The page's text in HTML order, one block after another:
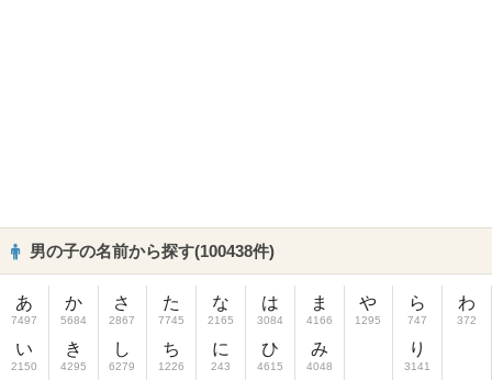
男の子の名前から探す(100438件)
あ
7497
い
2150
か
5684
き
4295
さ
2867
し
6279
た
7745
ち
1226
な
2165
に
243
は
3084
ひ
4615
ま
4166
み
4048
や
1295
ら
747
り
3141
わ
372